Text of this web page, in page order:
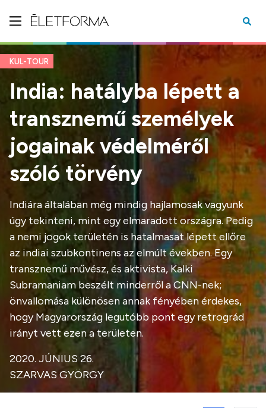
KUL-TOUR
India: hatályba lépett a
transznemű személyek
jogainak védelméről
szóló törvény
Indiára általában még mindig hajlamosak vagyunk
úgy tekinteni, mint egy elmaradott országra. Pedig
a nemi jogok területén is hatalmasat lépett ellőre
az indiai szubkontinens az elmúlt években. Egy
transznemű művész, és aktivista, Kalki
Subramaniam beszélt minderről a CNN-nek;
önvallomása különösen annak fényében érdekes,
hogy Magyarország legutóbb pont egy retrográd
irányt vett ezen a területen.
2020. JÚNIUS 26.
SZARVAS GYÖRGY